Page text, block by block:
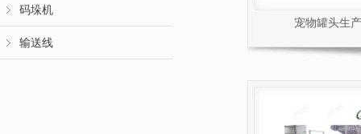
码垛机
输送线
宠物罐头生